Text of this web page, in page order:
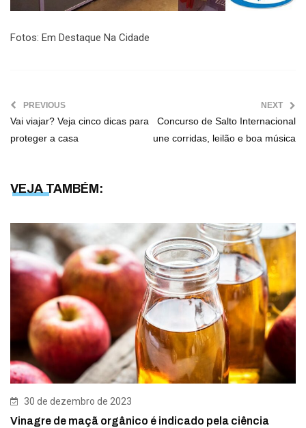
Fotos: Em Destaque Na Cidade
PREVIOUS
Vai viajar? Veja cinco dicas para
proteger a casa
NEXT
Concurso de Salto Internacional
une corridas, leilão e boa música
VEJA TAMBÉM:
30 de dezembro de 2023
Vinagre de maçã orgânico é indicado pela ciência